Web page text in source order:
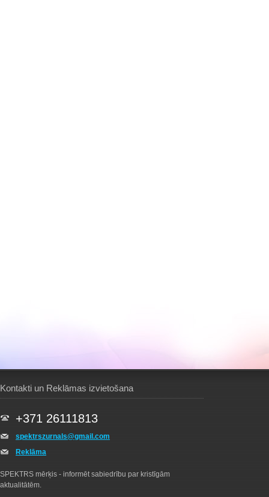
Kontakti un Reklāmas izvietošana
+371 26111813
spektrszurnals@gmail.com
Reklāma
SPEKTRS mērķis - informēt sabiedrību par kristīgām
aktualitātēm.